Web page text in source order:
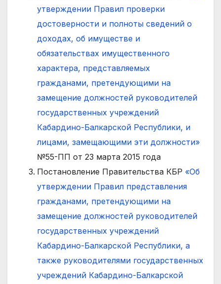
утверждении Правил проверки
достоверности и полноты сведений о
доходах, об имуществе и
обязательствах имущественного
характера, представляемых
гражданами, претендующими на
замещение должностей руководителей
государственных учреждений
Кабардино-Балкарской Республики, и
лицами, замещающими эти должности»
№55-ПП от 23 марта 2015 года
Постановление Правительства КБР «Об
утверждении Правил представления
гражданами, претендующими на
замещение должностей руководителей
государственных учреждений
Кабардино-Балкарской Республики, а
также руководителями государственных
учреждений Кабардино-Балкарской